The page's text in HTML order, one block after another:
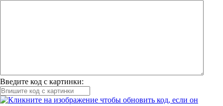
Введите код с картинки: